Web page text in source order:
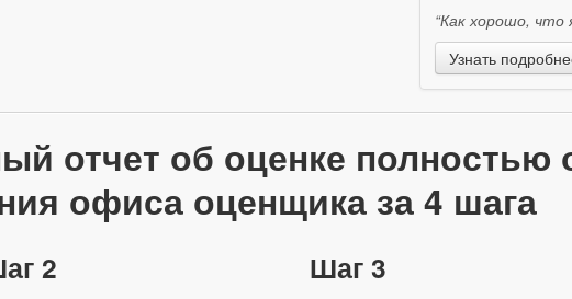
“Как хорошо, что
Узнать
отчет об оценке полностью
офиса оценщика за 4 шага
2 Шаг 3